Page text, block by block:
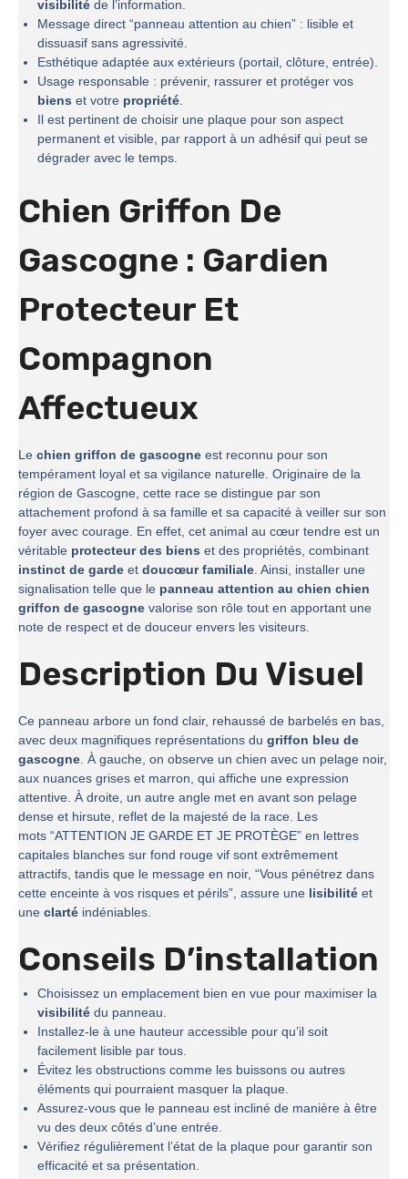
visibilité de l’information.
Message direct “panneau attention au chien” : lisible et
dissuasif sans agressivité.
Esthétique adaptée aux extérieurs (portail, clôture, entrée).
Usage responsable : prévenir, rassurer et protéger vos
biens et votre propriété.
Il est pertinent de choisir une plaque pour son aspect
permanent et visible, par rapport à un adhésif qui peut se
dégrader avec le temps.
Chien Griffon De
Gascogne : Gardien
Protecteur Et
Compagnon
Affectueux
Le chien griffon de gascogne est reconnu pour son
tempérament loyal et sa vigilance naturelle. Originaire de la
région de Gascogne, cette race se distingue par son
attachement profond à sa famille et sa capacité à veiller sur son
foyer avec courage. En effet, cet animal au cœur tendre est un
véritable protecteur des biens et des propriétés, combinant
instinct de garde et doucœur familiale. Ainsi, installer une
signalisation telle que le panneau attention au chien chien
griffon de gascogne valorise son rôle tout en apportant une
note de respect et de douceur envers les visiteurs.
Description Du Visuel
Ce panneau arbore un fond clair, rehaussé de barbelés en bas,
avec deux magnifiques représentations du griffon bleu de
gascogne. À gauche, on observe un chien avec un pelage noir,
aux nuances grises et marron, qui affiche une expression
attentive. À droite, un autre angle met en avant son pelage
dense et hirsute, reflet de la majesté de la race. Les
mots “ATTENTION JE GARDE ET JE PROTÈGE” en lettres
capitales blanches sur fond rouge vif sont extrêmement
attractifs, tandis que le message en noir, “Vous pénétrez dans
cette enceinte à vos risques et périls”, assure une lisibilité et
une clarté indéniables.
Conseils D’installation
Choisissez un emplacement bien en vue pour maximiser la
visibilité du panneau.
Installez-le à une hauteur accessible pour qu’il soit
facilement lisible par tous.
Évitez les obstructions comme les buissons ou autres
éléments qui pourraient masquer la plaque.
Assurez-vous que le panneau est incliné de manière à être
vu des deux côtés d’une entrée.
Vérifiez régulièrement l’état de la plaque pour garantir son
efficacité et sa présentation.